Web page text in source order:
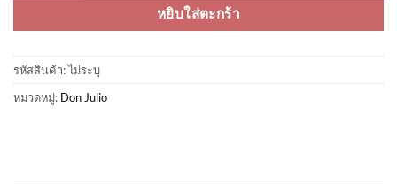
หยิบใส่ตะกร้า
รหัสสินค้า:ไม่ระบุ
หมวดหมู่: Don Julio